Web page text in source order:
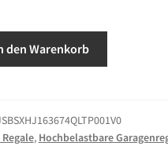
den Warenkorb
, Hochbelastbare